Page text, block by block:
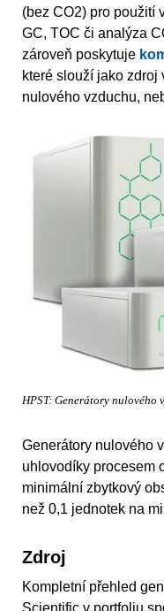
(bez CO2) pro použití
GC, TOC či analýza
zároveň poskytuje
které slouží jako zdroj
nulového vzduchu,
HPST: Generátory nulového
Generátory nulového
uhlovodíky procesem
minimální zbytkový
než 0,1 jednotek na
Zdroj
Kompletní přehled
Scientific v portfoliu